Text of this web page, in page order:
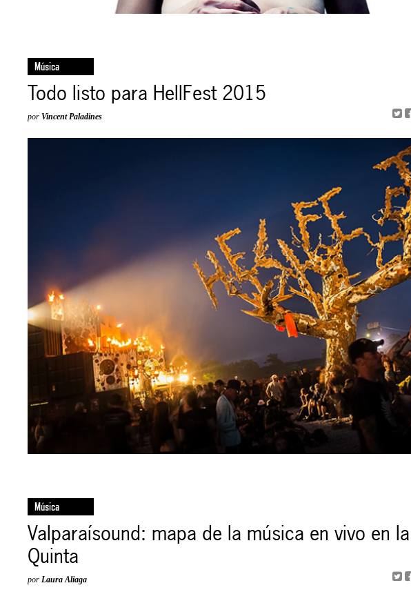
Música
Todo listo para HellFest 2015
porVincent Paladines
Música
Valparaísound: mapa de la música en vivo en la
Quinta
porLaura Aliaga